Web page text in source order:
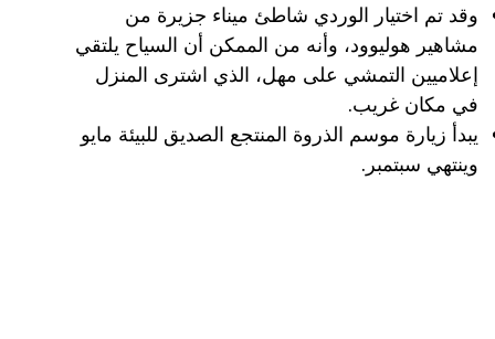
وقد تم اختيار الوردي شاطئ ميناء جزيرة من
مشاهير هوليوود، وأنه من الممكن أن السياح يلتقي
إعلاميين التمشي على مهل، الذي اشترى المنزل
في مكان غريب.
يبدأ زيارة موسم الذروة المنتجع الصديق للبيئة مايو
وينتهي سبتمبر.